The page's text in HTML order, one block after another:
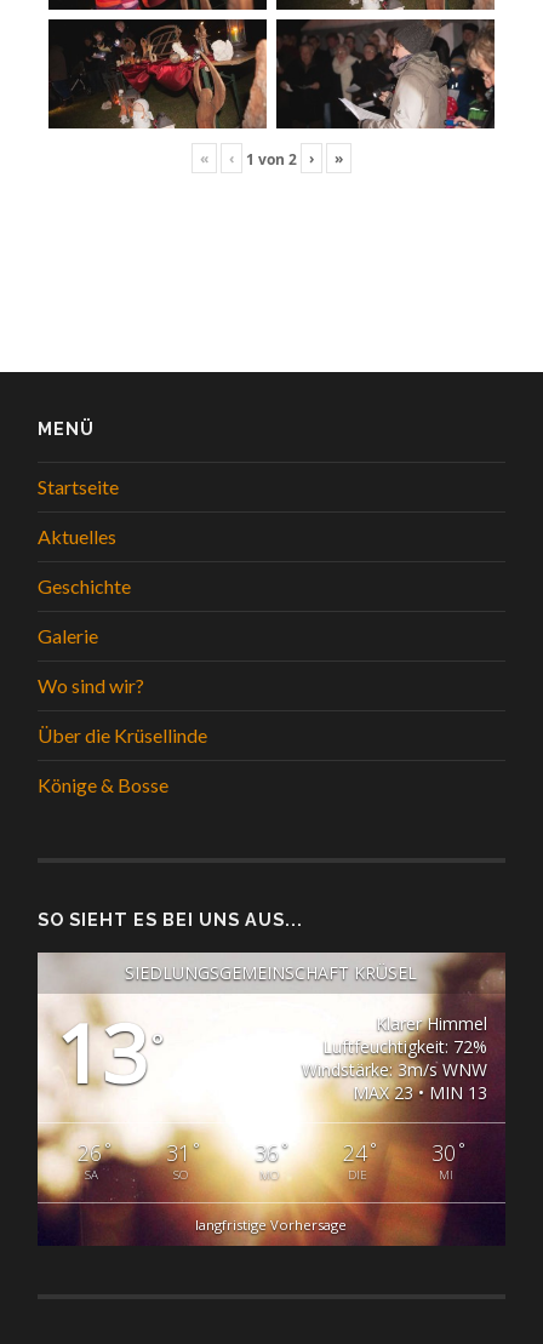
« ‹ 1 von 2 › »
MENÜ
Startseite
Aktuelles
Geschichte
Galerie
Wo sind wir?
Über die Krüsellinde
Könige & Bosse
SO SIEHT ES BEI UNS AUS...
SIEDLUNGSGEMEINSCHAFT KRÜSEL
13°
Klarer Himmel
Luftfeuchtigkeit: 72%
Windstärke: 3m/s WNW
MAX 23 • MIN 13
26°
SA
31°
SO
36°
MO
24°
DIE
30 °
MI
langfristige Vorhersage